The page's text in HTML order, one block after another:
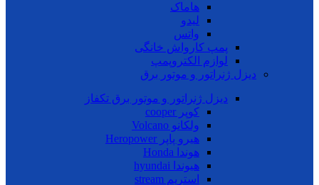
هاماک
لیدو
واتس
پمپ کارواش خانگی
لوازم الکتروپمپ
دیزل ژنراتور و موتور برق
دیزل ژنراتور و موتور برق تکفاز
کوپر cooper
ولکانو Volcano
هیرو پاپر Heropower
هوندا Honda
هیوندا hyundai
استریم stream